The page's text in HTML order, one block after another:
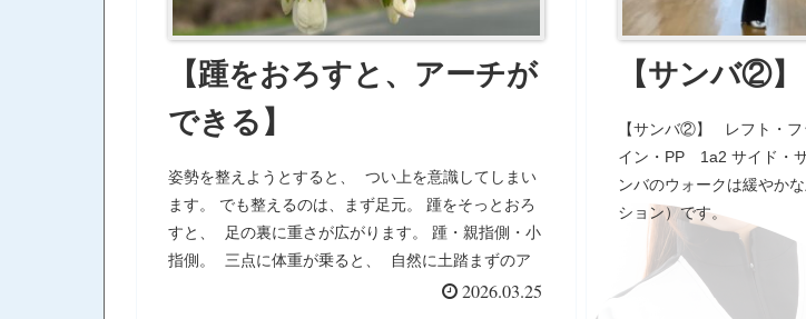
【踵をおろすと、アーチが
できる】
姿勢を整えようとすると、 つい上を意識してしまい
ます。 でも整えるのは、まず足元。 踵をそっとおろ
すと、 足の裏に重さが広がります。 踵・親指側・小
指側。 三点に体重が乗ると、 自然に土踏まずのア
2026.03.25
【サンバ②】
【サンバ②】 レフト・フ
イン・PP 1a2 サイド・
ンバのウォークは緩やか
ション）です。
https://youtube.com/
si=zeRTxmTWYpQRxbFw